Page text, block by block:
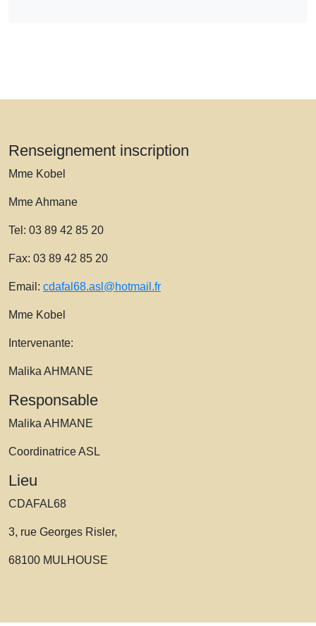
Renseignement inscription
Mme Kobel
Mme Ahmane
Tel: 03 89 42 85 20
Fax: 03 89 42 85 20
Email: cdafal68.asl@hotmail.fr
Mme Kobel
Intervenante:
Malika AHMANE
Responsable
Malika AHMANE
Coordinatrice ASL
Lieu
CDAFAL68
3, rue Georges Risler,
68100 MULHOUSE